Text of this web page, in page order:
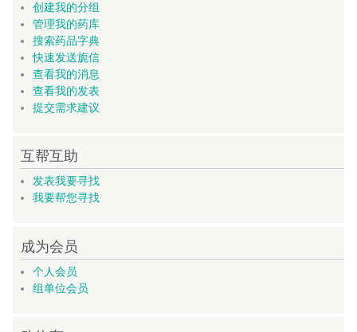
创建我的分组
管理我的药库
搜索药品字典
快速发送旎信
查看我的消息
查看我的发表
提交需求建议
互帮互助
发表我要寻找
我要帮您寻找
成为会员
个人会员
组单位会员